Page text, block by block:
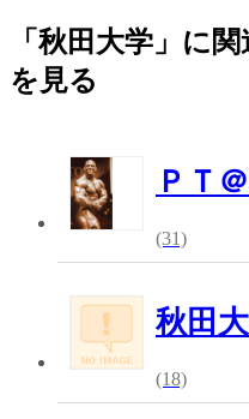
「秋田大学」に
を見る
ＰＴ
(31)
秋田
(18)